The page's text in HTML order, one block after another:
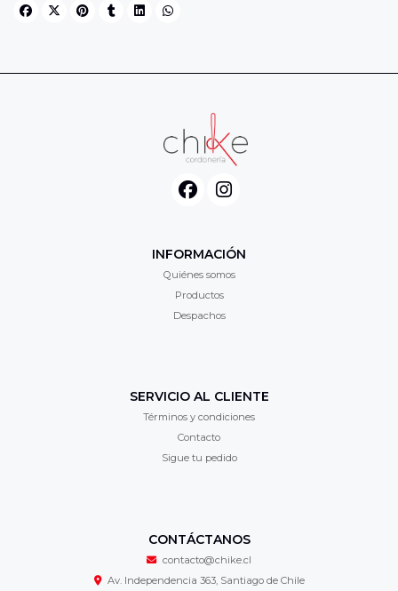
INFORMACIÓN
Quiénes somos
Productos
Despachos
SERVICIO AL CLIENTE
Términos y condiciones
Contacto
Sigue tu pedido
CONTÁCTANOS
contacto@chike.cl
Av. Independencia 363, Santiago de Chile